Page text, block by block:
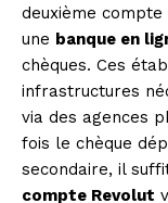
deuxième compte
une banque en
chèques. Ces
infrastructures
via des agences
fois le chèque
secondaire, il
compte Revolut